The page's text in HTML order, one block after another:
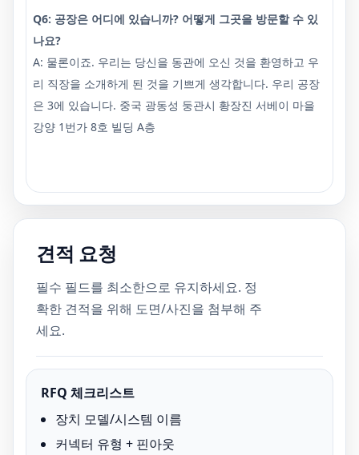
Q6: 공장은 어디에 있습니까? 어떻게 그곳을 방문할 수 있
나요?
A: 물론이죠. 우리는 당신을 동관에 오신 것을 환영하고 우
리 직장을 소개하게 된 것을 기쁘게 생각합니다. 우리 공장
은 3에 있습니다. 중국 광동성 둥관시 황장진 서베이 마을
강양 1번가 8호 빌딩 A층
견적 요청
필수 필드를 최소한으로 유지하세요. 정
확한 견적을 위해 도면/사진을 첨부해 주
세요.
RFQ 체크리스트
장치 모델/시스템 이름
커넥터 유형 + 핀아웃